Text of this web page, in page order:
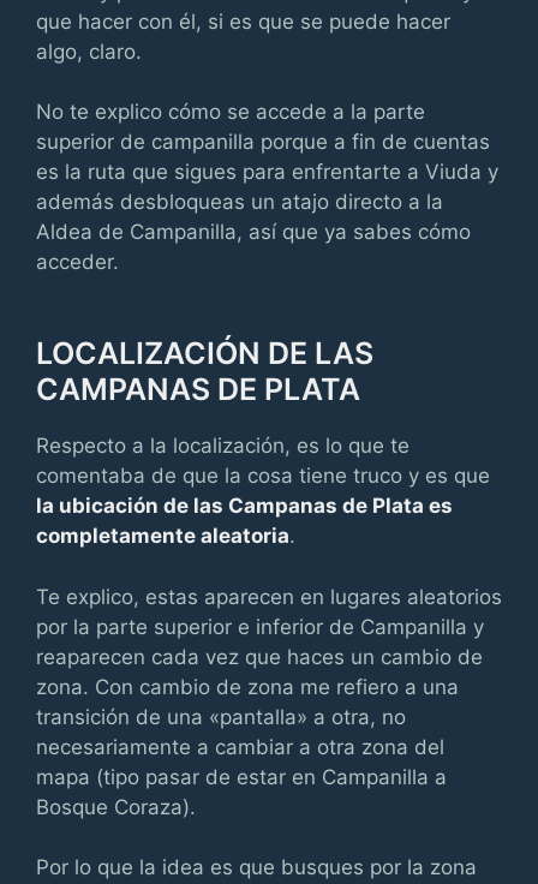
que hacer con él, si es que se puede hacer
algo, claro.
No te explico cómo se accede a la parte
superior de campanilla porque a fin de cuentas
es la ruta que sigues para enfrentarte a Viuda y
además desbloqueas un atajo directo a la
Aldea de Campanilla, así que ya sabes cómo
acceder.
LOCALIZACIÓN DE LAS
CAMPANAS DE PLATA
Respecto a la localización, es lo que te
comentaba de que la cosa tiene truco y es que
la ubicación de las Campanas de Plata es
completamente aleatoria.
Te explico, estas aparecen en lugares aleatorios
por la parte superior e inferior de Campanilla y
reaparecen cada vez que haces un cambio de
zona. Con cambio de zona me refiero a una
transición de una «pantalla» a otra, no
necesariamente a cambiar a otra zona del
mapa (tipo pasar de estar en Campanilla a
Bosque Coraza).
Por lo que la idea es que busques por la zona